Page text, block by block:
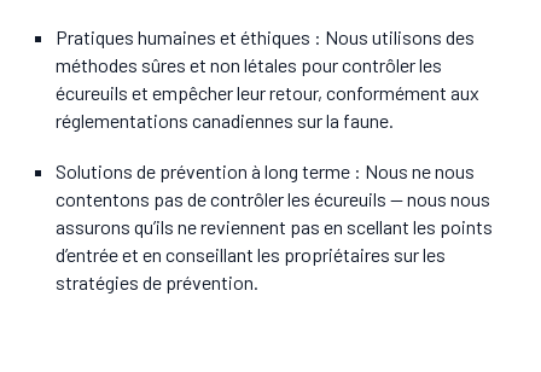
Pratiques humaines et éthiques : Nous utilisons des
méthodes sûres et non létales pour contrôler les
écureuils et empêcher leur retour, conformément aux
réglementations canadiennes sur la faune.
Solutions de prévention à long terme : Nous ne nous
contentons pas de contrôler les écureuils — nous nous
assurons qu’ils ne reviennent pas en scellant les points
d’entrée et en conseillant les propriétaires sur les
stratégies de prévention.